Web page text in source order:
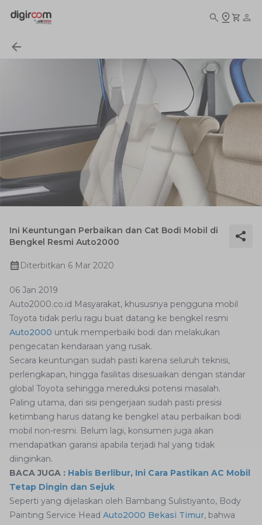
Ini Keuntungan Perbaikan dan Cat Bodi Mobil di
Bengkel Resmi Auto2000
Diterbitkan 6 Mar 2020
06 Jan 2019
Auto2000.co.id Masyarakat, khususnya pengguna mobil
Toyota tidak perlu ragu buat datang ke bengkel resmi
Auto2000 untuk memperbaiki bodi dan melakukan
pengecatan kendaraan yang rusak.
Secara keuntungan sudah pasti karena seluruh teknisi,
perlengkapan, hingga fasilitas disesuaikan dengan standar
global Toyota sehingga mereduksi potensi masalah.
Paling utama, dari sisi pengerjaan sudah pasti presisi
ketimbang harus datang ke bengkel atau perbaikan bodi
mobil non-resmi. Belum lagi, konsumen juga akan
mendapatkan garansi apabila terjadi hal yang tidak
diinginkan.
BACA JUGA : Habis Berlibur, Ini Cara Pastikan AC Mobil
Tetap Dingin dan Sejuk
Seperti yang dijelaskan oleh Bambang Sulistiyanto, Body
Painting Service Head Auto2000 Bekasi Timur, bahwa